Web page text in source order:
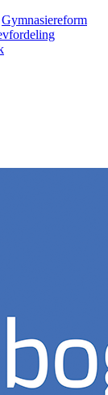
Gymnasiereform